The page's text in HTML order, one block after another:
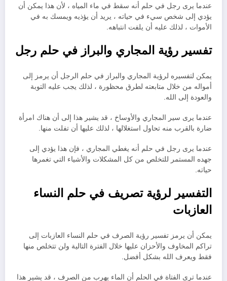
عندما يرى رجل في حلم أنه سقط في ماء المياه ، لأن هذا يمكن أن
يؤدي إلى شخص سيء في حياته ، يريد أن يؤذيه ويمسك به في
الأموات ، لذلك عليه أن يلفت انتباهه.
تفسير رؤية المجاري والبراز في حلم رجل
يمكن لتفسيره لرؤية المجاري والبراز في حلم الرجل أن يرمز إلى
أمواله من خلال متابعته لطرق محظورة ، لذلك يجب عليه التوبة
والعودة إلى الله.
عندما يرى سير المجاري والأوساخ ، قد يشير هذا إلى أن هناك امرأة
ضارة بالقرب منه تحاول استغلالها ، لذلك عليها أن تفلت منها.
عندما يرى رجل في حلم أنه يغطي المجاري ، فإن هذا يؤدي إلى
جهده المستمر للتخلص من كل المشكلات والأشياء التي تغمرها
حياته.
التفسير لرؤية تصريف في حلم النساء
العازبات
يمكن أن يرمز تفسير رؤية الصرف في حلم النساء العازبات إلى
تراكم المخاوف والأحزان عليها خلال الفترة التالية ولن تتخلص منها
فقط ويعرف الله بشكل أفضل.
عندما ترى الفتاة في الحلم أن الماء يهرب من الصرف ، قد يشير هذا